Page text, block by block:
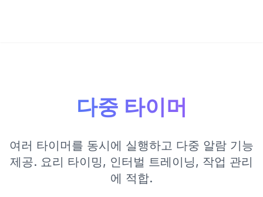
다중 타이머
여러 타이머를 동시에 실행하고 다중 알람 기능
제공. 요리 타이밍, 인터벌 트레이닝, 작업 관리
에 적합.